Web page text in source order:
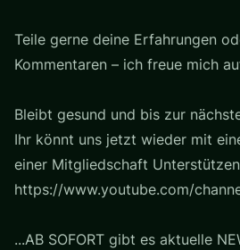
Teile gerne deine Erfahrungen
Kommentaren – ich freue mich
Bleibt gesund und bis zur
Ihr könnt uns jetzt wieder mit
einer Mitgliedschaft
https://www.youtube.com/
...AB SOFORT gibt es aktuelle